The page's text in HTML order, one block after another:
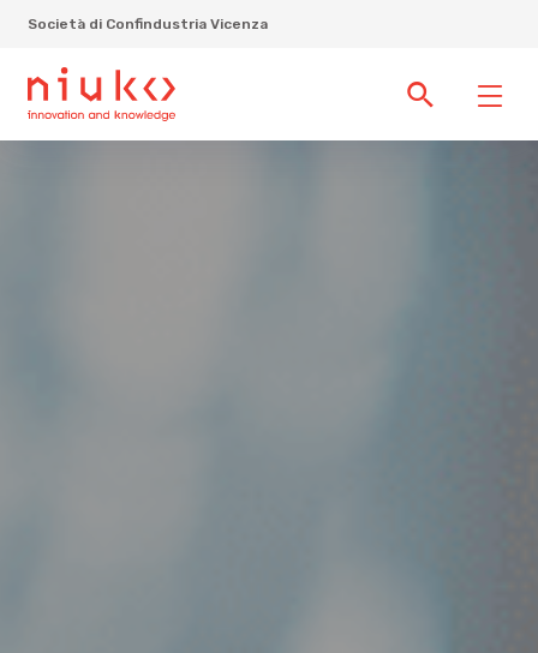
Società di Confindustria Vicenza